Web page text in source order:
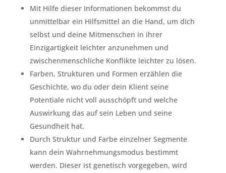
Mit Hilfe dieser Informationen bekommst du
unmittelbar ein Hilfsmittel an die Hand, um dich
selbst und deine Mitmenschen in ihrer
Einzigartigkeit leichter anzunehmen und
zwischenmenschliche Konflikte leichter zu lösen.
Farben, Strukturen und Formen erzählen die
Geschichte, wo du oder dein Klient seine
Potentiale nicht voll ausschöpft und welche
Auswirkung das auf sein Leben und seine
Gesundheit hat.
Durch Struktur und Farbe einzelner Segmente
kann dein Wahrnehmungsmodus bestimmt
werden. Dieser ist genetisch vorgegeben, wird